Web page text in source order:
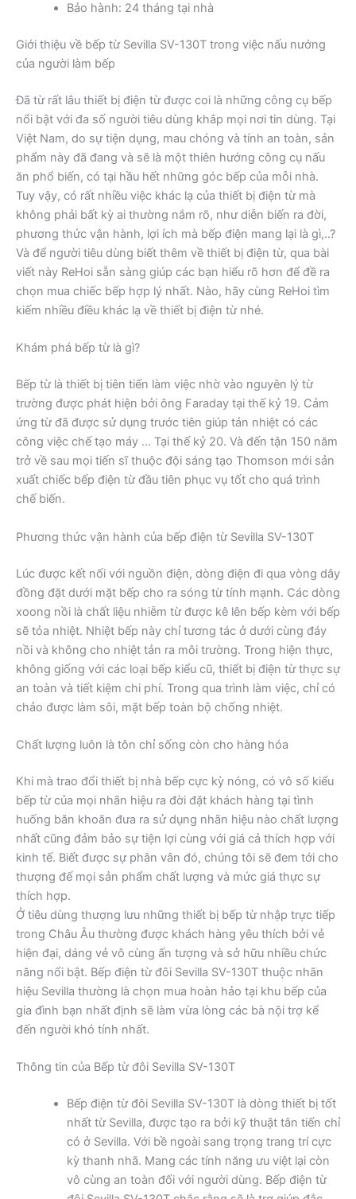
Bảo hành: 24 tháng tại nhà
Giới thiệu về bếp từ Sevilla SV-130T trong việc nấu nướng
của người làm bếp
Đã từ rất lâu thiết bị điện từ được coi là những công cụ bếp
nổi bật với đa số người tiêu dùng khắp mọi nơi tin dùng. Tại
Việt Nam, do sự tiện dụng, mau chóng và tính an toàn, sản
phẩm này đã đang và sẽ là một thiên hướng công cụ nấu
ăn phổ biến, có tại hầu hết những góc bếp của mỗi nhà.
Tuy vậy, có rất nhiều việc khác lạ của thiết bị điện từ mà
không phải bất kỳ ai thường nắm rõ, như diễn biến ra đời,
phương thức vận hành, lợi ích mà bếp điện mang lại là gì,..?
Và để người tiêu dùng biết thêm về thiết bị điện từ, qua bài
viết này ReHoi sẵn sàng giúp các bạn hiểu rõ hơn để đề ra
chọn mua chiếc bếp hợp lý nhất. Nào, hãy cùng ReHoi tìm
kiếm nhiều điều khác lạ về thiết bị điện từ nhé.
Khám phá bếp từ là gì?
Bếp từ là thiết bị tiên tiến làm việc nhờ vào nguyên lý từ
trường được phát hiện bởi ông Faraday tại thế kỷ 19. Cảm
ứng từ đã được sử dụng trước tiên giúp tản nhiệt có các
công việc chế tạo máy … Tại thế kỷ 20. Và đến tận 150 năm
trở về sau mọi tiến sĩ thuộc đội sáng tạo Thomson mới sản
xuất chiếc bếp điện từ đầu tiên phục vụ tốt cho quá trình
chế biến.
Phương thức vận hành của bếp điện từ Sevilla SV-130T
Lúc được kết nối với nguồn điện, dòng điện đi qua vòng dây
đồng đặt dưới mặt bếp cho ra sóng từ tính mạnh. Các dòng
xoong nồi là chất liệu nhiễm từ được kê lên bếp kèm với bếp
sẽ tỏa nhiệt. Nhiệt bếp này chỉ tương tác ở dưới cùng đáy
nồi và không cho nhiệt tản ra môi trường. Trong hiện thực,
không giống với các loại bếp kiểu cũ, thiết bị điện từ thực sự
an toàn và tiết kiệm chi phí. Trong qua trình làm việc, chỉ có
chảo được làm sôi, mặt bếp toàn bộ chống nhiệt.
Chất lượng luôn là tôn chỉ sống còn cho hàng hóa
Khi mà trao đổi thiết bị nhà bếp cực kỳ nóng, có vô số kiểu
bếp từ của mọi nhãn hiệu ra đời đặt khách hàng tại tình
huống băn khoăn đưa ra sử dụng nhãn hiệu nào chất lượng
nhất cũng đảm bảo sự tiện lợi cùng với giá cả thích hợp với
kinh tế. Biết được sự phân vân đó, chúng tôi sẽ đem tới cho
thượng đế mọi sản phẩm chất lượng và mức giá thực sự
thích hợp.
Ở tiêu dùng thượng lưu những thiết bị bếp từ nhập trực tiếp
trong Châu Âu thường được khách hàng yêu thích bởi vẻ
hiện đại, dáng vẻ vô cùng ấn tượng và sở hữu nhiều chức
năng nổi bật. Bếp điện từ đôi Sevilla SV-130T thuộc nhãn
hiệu Sevilla thường là chọn mua hoàn hảo tại khu bếp của
gia đình bạn nhất định sẽ làm vừa lòng các bà nội trợ kể
đến người khó tính nhất.
Thông tin của Bếp từ đôi Sevilla SV-130T
Bếp điện từ đôi Sevilla SV-130T là dòng thiết bị tốt
nhất từ Sevilla, được tạo ra bởi kỹ thuật tân tiến chỉ
có ở Sevilla. Với bề ngoài sang trọng trang trí cực
kỳ thanh nhã. Mang các tính năng ưu việt lại còn
vô cùng an toàn đối với người dùng. Bếp điện từ